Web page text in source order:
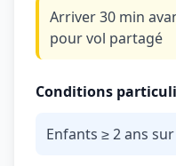
Arriver 30 min
pour vol partagé
Conditions
Enfants ≥ 2 ans